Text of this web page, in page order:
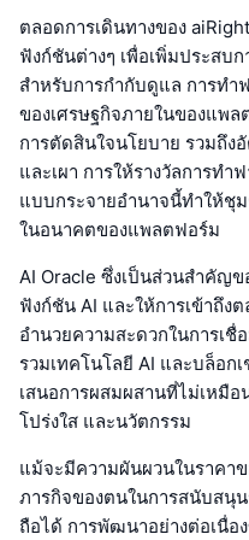
ตลอดการเดินทางของ
ฟังก์ชันต่างๆ เพื่อเพิ่มประสบ
สำหรับการกำกับดูแล การทำ
ของเศรษฐกิจภายในของแพ
การตัดสินใจนโยบาย รวมถึง
และเผา การให้รางวัลการท
แบบกระจายอำนาจนี้ทำให้ชุ
ในอนาคตของแพลตฟอร์ม
AI Oracle ซึ่งเป็นส่วนสำคัญ
ฟังก์ชัน AI และให้การเข้าถึง
อำนวยความสะดวกในการเชื่
รวมเทคโนโลยี AI และบล็อก
เสนอการผสมผสานที่ไม่เหมื
โปร่งใส และนวัตกรรม
แม้จะมีความผันผวนในราคา
ภารกิจของตนในการสนับสนุน
ถือได้ การพัฒนาอย่างต่อเนื่อ